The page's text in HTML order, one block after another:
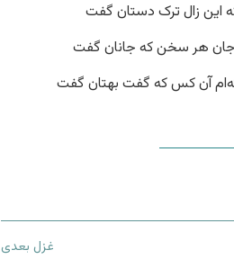
این زال ترک دستان گفت
جان هر سخن که جانان گفت
آن کس که گفت بهتان گفت
غزل بعدی